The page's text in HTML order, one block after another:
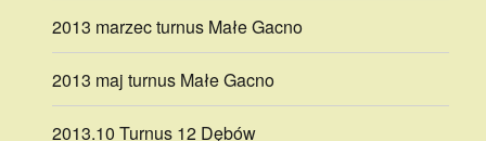
2013 marzec turnus Małe Gacno
2013 maj turnus Małe Gacno
2013.10 Turnus 12 Dębów